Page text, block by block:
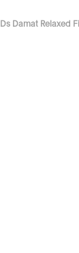
Ds Damat Relaxed